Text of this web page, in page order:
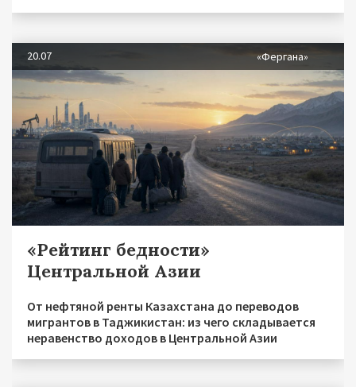
20.07 «Фергана»
«Рейтинг бедности»
Центральной Азии
От нефтяной ренты Казахстана до переводов
мигрантов в Таджикистан: из чего складывается
неравенство доходов в Центральной Азии